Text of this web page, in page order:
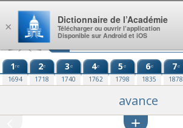
Aller au contenu
1re
1694
2e
1718
3e
1740
4e
1762
5e
1798
6e
1835
7e
1878
avance
×
Dictionnaire de l’Académie
Télécharger ou ouvrir l’application
Disponible sur Android et iOS